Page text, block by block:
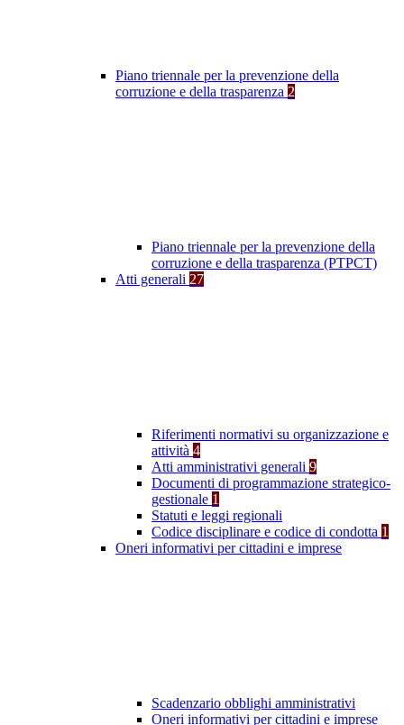
Piano triennale per la prevenzione della
corruzione e della trasparenza 2
Piano triennale per la prevenzione della
corruzione e della trasparenza (PTPCT)
Atti generali 27
Riferimenti normativi su organizzazione e
attività 4
Atti amministrativi generali 9
Documenti di programmazione strategico-
gestionale 1
Statuti e leggi regionali
Codice disciplinare e codice di condotta 1
Oneri informativi per cittadini e imprese
Scadenzario obblighi amministrativi
Oneri informativi per cittadini e imprese